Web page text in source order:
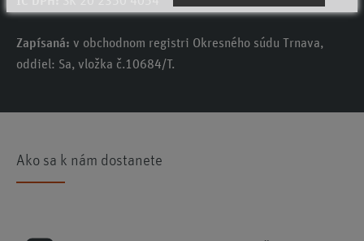
Zapísaná: v obchodnom registri Okresného súdu Trnava,
oddiel: Sa, vložka č.10684/T.
Ako sa k nám dostanete